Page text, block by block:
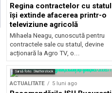
Regina contractelor cu statul
își extinde afacerea printr-o
televiziune agricolă
Mihaela Neagu, cunoscută pentru
contractele sale cu statul, devine
acționară la Agro TV, o...
Sursă foto: Shutterstock
ACTUALITATE 5 luni ago